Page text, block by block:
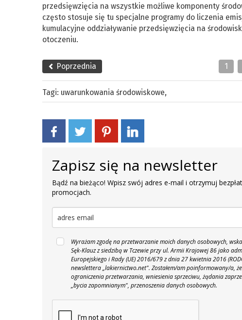
przedsięwzięcia na wszystkie możliwe komponenty
często stosuje się tu specjalne programy do liczenia
kumulacyjne oddziaływanie przedsięwzięcia na
otoczeniu.
Poprzednia 1
Tagi: uwarunkowania środowiskowe,
Zapisz się na newsletter
Bądź na bieżąco! Wpisz swój adres e-mail i otrzymuj
promocjach.
Wyrażam zgodę na przetwarzanie moich danych osobowych,
Sęk-Klauz z siedzibą w Tczewie przy ul. Armii Krajowej 86 jako
Europejskiego i Rady (UE) 2016/679 z dnia 27 kwietnia 2016
newslettera „lakiernictwo.net". Zostałem/am poinformowany/a,
ograniczenia przetwarzania, wniesienia sprzeciwu, żądania
„bycia zapomnianym", przenoszenia danych osobowych.